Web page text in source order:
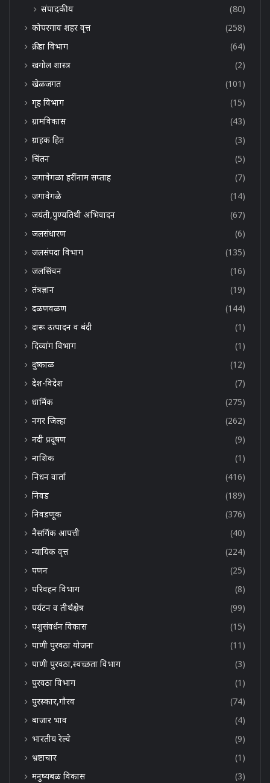
संपादकीय
(80)
कोपरगाव शहर वृत्त
(258)
क्रीडा विभाग
(64)
खगोल शास्त्र
(2)
खेळजगत
(101)
गृह विभाग
(15)
ग्रामविकास
(43)
ग्राहक हित
(3)
चिंतन
(5)
जगावेगळा हरींनाम सप्ताह
(7)
जगावेगळे
(14)
जयंती,पुण्यतिथी अभिवादन
(67)
जलसंधारण
(6)
जलसंपदा विभाग
(135)
जलसिंचन
(16)
तंत्रज्ञान
(19)
दळणवळण
(144)
दारू उत्पादन व बंदी
(1)
दिव्यांग विभाग
(1)
दुष्काळ
(12)
देश-विदेश
(7)
धार्मिक
(275)
नगर जिल्हा
(262)
नदी प्रदूषण
(9)
नाशिक
(1)
निधन वार्ता
(416)
निवड
(189)
निवडणूक
(376)
नैसर्गिक आपत्ती
(40)
न्यायिक वृत्त
(224)
पणन
(25)
परिवहन विभाग
(8)
पर्यटन व तीर्थक्षेत्र
(99)
पशुसंवर्धन विकास
(15)
पाणी पुरवठा योजना
(11)
पाणी पुरवठा,स्वच्छता विभाग
(3)
पुरवठा विभाग
(1)
पुरस्कार,गौरव
(74)
बाजार भाव
(4)
भारतीय रेल्वे
(9)
भ्रष्टाचार
(1)
मनुष्यबळ विकास
(3)